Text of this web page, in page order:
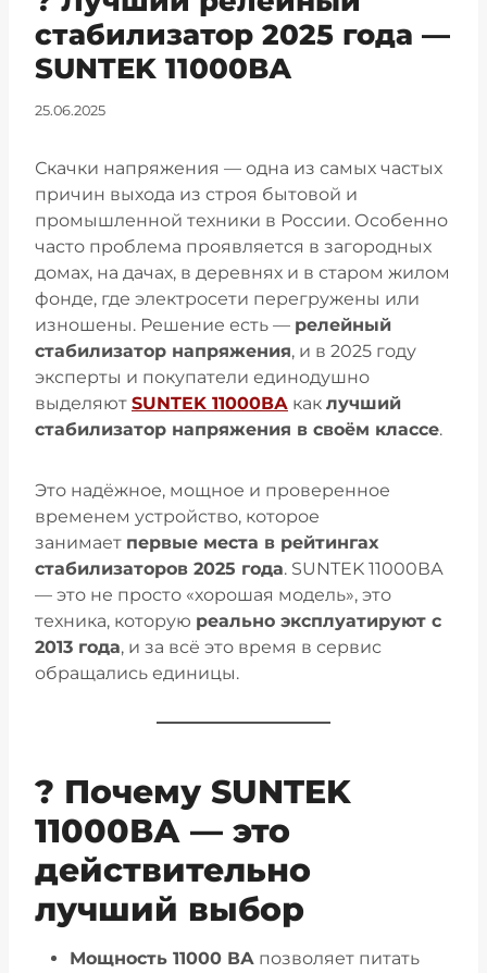
стабилизатор 2025 года —
SUNTEK 11000ВА
25.06.2025
Скачки напряжения — одна из самых частых
причин выхода из строя бытовой и
промышленной техники в России. Особенно
часто проблема проявляется в загородных
домах, на дачах, в деревнях и в старом жилом
фонде, где электросети перегружены или
изношены. Решение есть — релейный
стабилизатор напряжения, и в 2025 году
эксперты и покупатели единодушно
выделяют SUNTEK 11000ВА как лучший
стабилизатор напряжения в своём классе.
Это надёжное, мощное и проверенное
временем устройство, которое
занимает первые места в рейтингах
стабилизаторов 2025 года. SUNTEK 11000ВА
— это не просто «хорошая модель», это
техника, которую реально эксплуатируют с
2013 года, и за всё это время в сервис
обращались единицы.
? Почему SUNTEK
11000ВА — это
действительно
лучший выбор
Мощность 11000 ВА позволяет питать